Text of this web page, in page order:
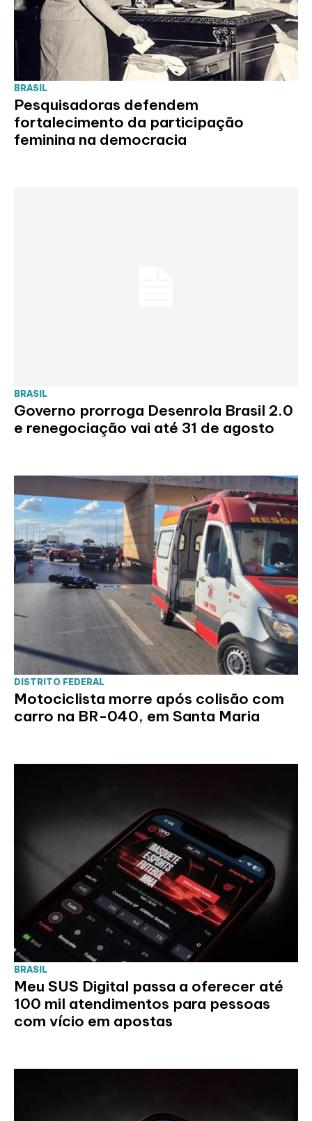
BRASIL
Pesquisadoras defendem
fortalecimento da participação
feminina na democracia
BRASIL
Governo prorroga Desenrola Brasil 2.0
e renegociação vai até 31 de agosto
DISTRITO FEDERAL
Motociclista morre após colisão com
carro na BR-040, em Santa Maria
BRASIL
Meu SUS Digital passa a oferecer até
100 mil atendimentos para pessoas
com vício em apostas